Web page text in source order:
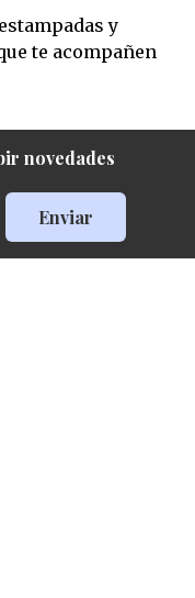
y
te acompañen
novedades
Enviar